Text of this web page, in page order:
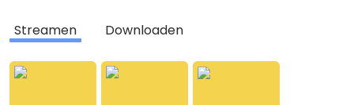
auf gute Laune ein. Zwischen fröhlichen Pop-Beats,
sommerlichen Sounds und jeder Menge
Gefühl, wenn einfach alles stimmt. Nicht nur
fantastisch, nicht nur super, sondern eben:
Streamen Downloaden